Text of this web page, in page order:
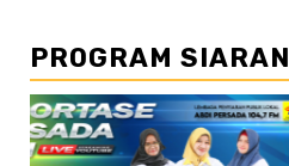
PROGRAM SIARAN